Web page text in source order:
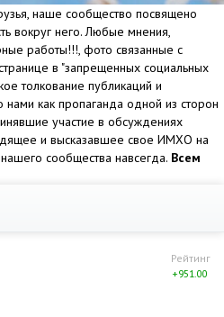
наше сообщество посвящено
вокруг него. Любые мнения,
работы!!!, фото связанные с
в "запрещенных социальных
толкование публикаций и
как пропаганда одной из сторон
участие в обсуждениях
и высказавшее свое ИМХО на
сообщества навсегда. Всем
Рейтинг
+951.00